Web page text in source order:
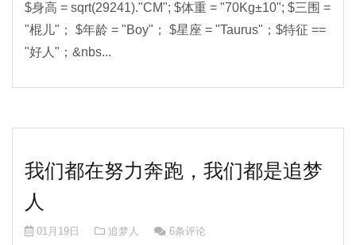
$身高 = sqrt(29241)."CM"; $体重 = "70Kg±10"; $三围 =
"棍儿"； $年龄 = "Boy"； $星座 = "Taurus"；$特征 ==
"好人"；&nbs...
我们都在努力奔跑，我们都是追梦
人
01月19日 追梦人 6条评论